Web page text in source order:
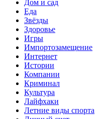
Дом и сад
Еда
Звёзды
Здоровье
Игры
Импортозамещение
Интернет
Истории
Компании
Криминал
Культура
Лайфхаки
Летние виды спорта